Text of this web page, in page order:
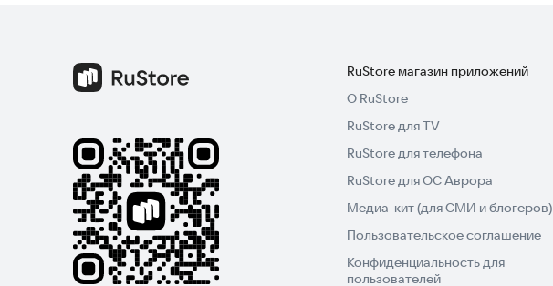
RuStore магазин приложений
О RuStore
RuStore для TV
RuStore для телефона
RuStore для ОС Аврора
Медиа-кит (для СМИ и блогеров)
Пользовательское соглашение
Конфиденциальность для
пользователей